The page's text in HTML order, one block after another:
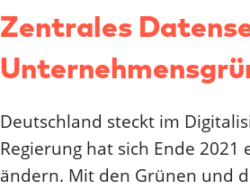
Zentrales
Deutschland steckt im
Regierung hat sich Ende
ändern. Mit den Grünen und